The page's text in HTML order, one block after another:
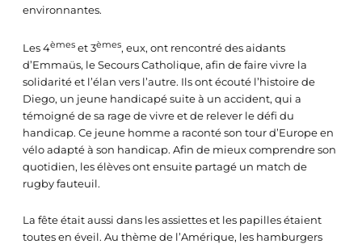
environnantes.
Les 4èmes et 3èmes, eux, ont rencontré des aidants
d’Emmaüs, le Secours Catholique, afin de faire vivre la
solidarité et l’élan vers l’autre. Ils ont écouté l’histoire de
Diego, un jeune handicapé suite à un accident, qui a
témoigné de sa rage de vivre et de relever le défi du
handicap. Ce jeune homme a raconté son tour d’Europe en
vélo adapté à son handicap. Afin de mieux comprendre son
quotidien, les élèves ont ensuite partagé un match de
rugby fauteuil.
La fête était aussi dans les assiettes et les papilles étaient
toutes en éveil. Au thème de l’Amérique, les hamburgers